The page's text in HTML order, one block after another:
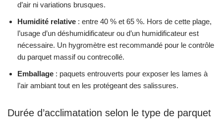
d’air ni variations brusques.
Humidité relative : entre 40 % et 65 %. Hors de cette plage,
l’usage d’un déshumidificateur ou d’un humidificateur est
nécessaire. Un hygromètre est recommandé pour le contrôle
du parquet massif ou contrecollé.
Emballage : paquets entrouverts pour exposer les lames à
l’air ambiant tout en les protégeant des salissures.
Durée d’acclimatation selon le type de parquet